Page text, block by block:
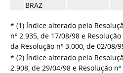
BRAZ
* (1) Índice alterado pela
nº 2.935, de 17/08/98 e
da Resolução nº 3.000, de 02/08/
* (2) Índice alterado pela
2.908, de 29/04/98 e Resolução